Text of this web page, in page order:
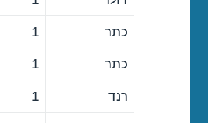
כתר 1
כתר 1
רנד 1